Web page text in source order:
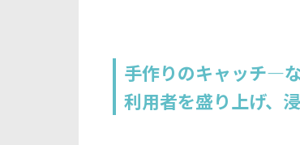
手作りのキャッチ―
利用者を盛り上げ、